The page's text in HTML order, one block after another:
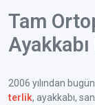
Tam
2006 yılından
terlik, ayakkabı,